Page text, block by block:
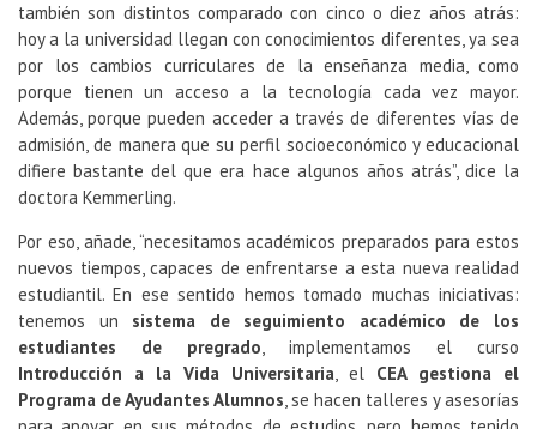
también son distintos comparado con cinco o diez años atrás:
hoy a la universidad llegan con conocimientos diferentes, ya sea
por los cambios curriculares de la enseñanza media, como
porque tienen un acceso a la tecnología cada vez mayor.
Además, porque pueden acceder a través de diferentes vías de
admisión, de manera que su perfil socioeconómico y educacional
difiere bastante del que era hace algunos años atrás”, dice la
doctora Kemmerling.
Por eso, añade, “necesitamos académicos preparados para estos
nuevos tiempos, capaces de enfrentarse a esta nueva realidad
estudiantil. En ese sentido hemos tomado muchas iniciativas:
tenemos un sistema de seguimiento académico de los
estudiantes de pregrado, implementamos el curso
Introducción a la Vida Universitaria, el CEA gestiona el
Programa de Ayudantes Alumnos, se hacen talleres y asesorías